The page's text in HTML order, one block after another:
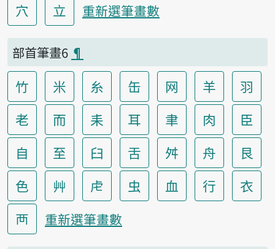
穴
立 重新選筆畫數
部首筆畫6 ¶
竹 米 糸 缶 网 羊
羽
老
而 耒 耳 聿 肉
臣
自
至 臼 舌 舛 舟
艮
色
艸 虍 虫 血 行
衣
襾
重新選筆畫數